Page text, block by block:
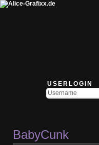
USERLOGIN
BabyCunk